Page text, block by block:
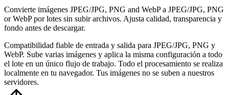
Convierte imágenes JPEG/JPG, PNG and WebP a JPEG/JPG, PNG
or WebP por lotes sin subir archivos. Ajusta calidad, transparencia y
fondo antes de descargar.
Compatibilidad fiable de entrada y salida para JPEG/JPG, PNG y
WebP. Sube varias imágenes y aplica la misma configuración a todo
el lote en un único flujo de trabajo. Todo el procesamiento se realiza
localmente en tu navegador. Tus imágenes no se suben a nuestros
servidores.